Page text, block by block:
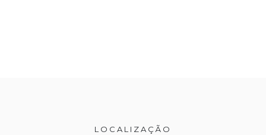
LOCALIZAÇÃO